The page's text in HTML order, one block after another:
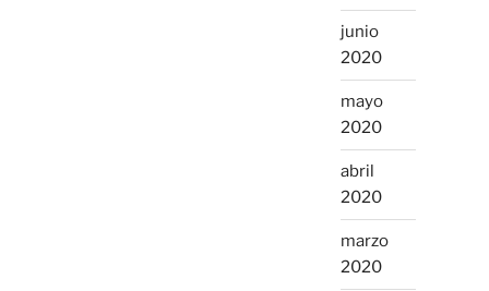
junio
2020
mayo
2020
abril
2020
marzo
2020